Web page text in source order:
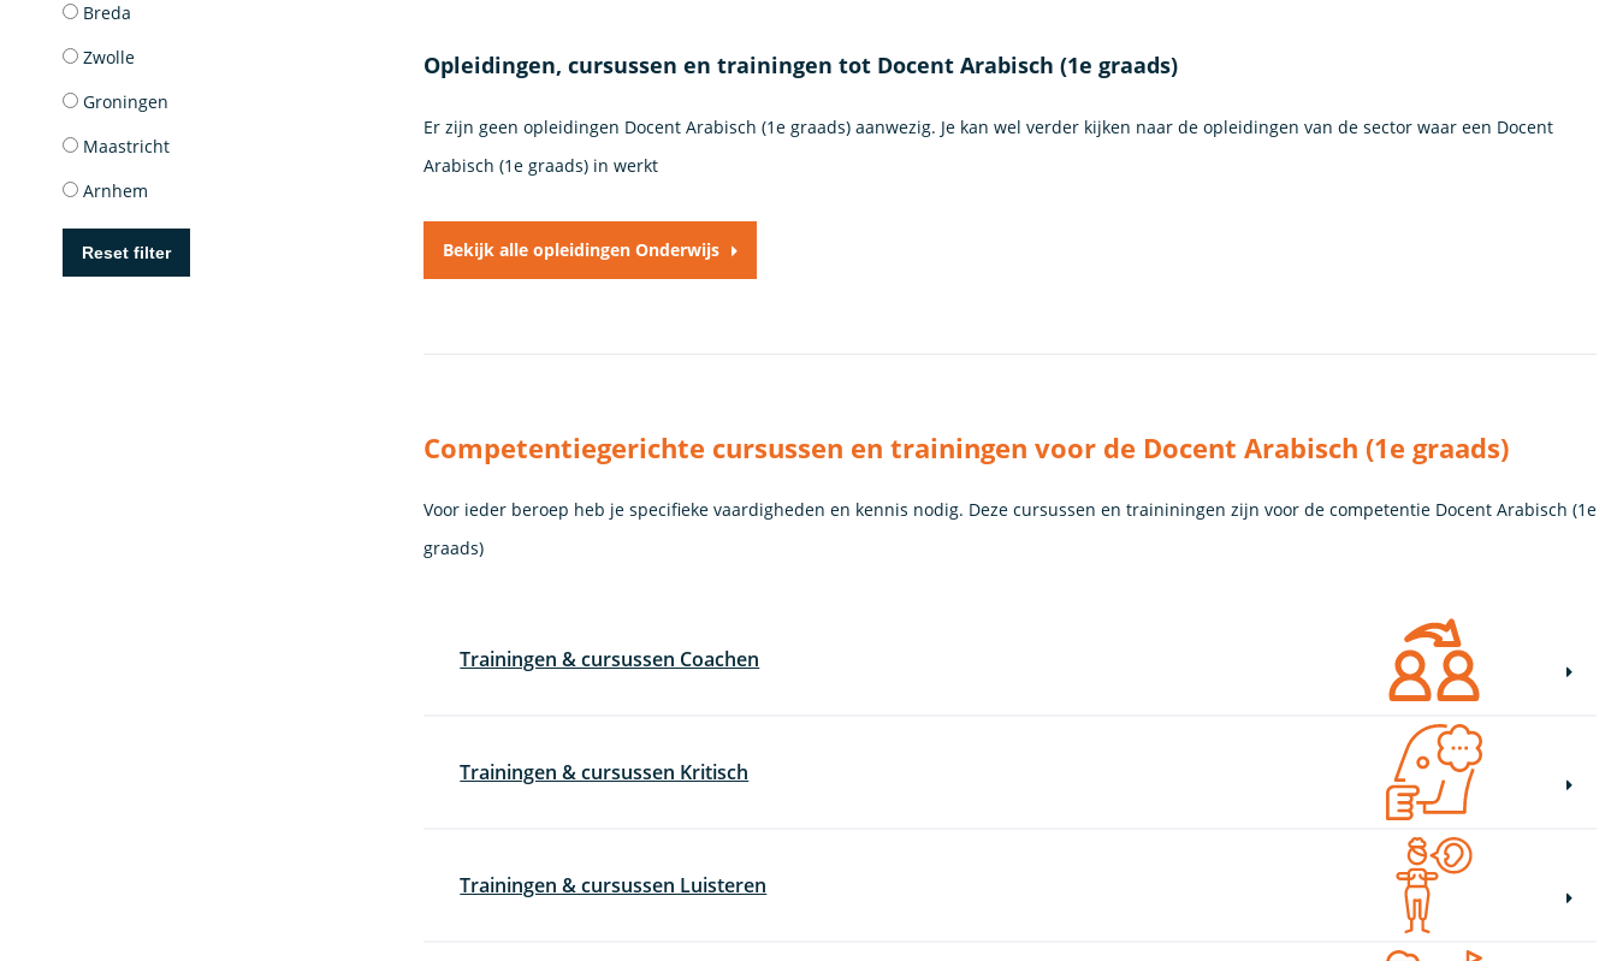
Breda
Zwolle
Groningen
Maastricht
Arnhem
Reset filter
Opleidingen, cursussen en trainingen tot Docent Arabisch (1e graads)
Er zijn geen opleidingen Docent Arabisch (1e graads) aanwezig. Je kan wel verder kijken naar de opleidingen van de sector waar een Docent
Arabisch (1e graads) in werkt
Bekijk alle opleidingen Onderwijs
Competentiegerichte cursussen en trainingen voor de Docent Arabisch (1e graads)
Voor ieder beroep heb je specifieke vaardigheden en kennis nodig. Deze cursussen en traininingen zijn voor de competentie Docent Arabisch (1e
graads)
Trainingen & cursussen Coachen
Trainingen & cursussen Kritisch
Trainingen & cursussen Luisteren